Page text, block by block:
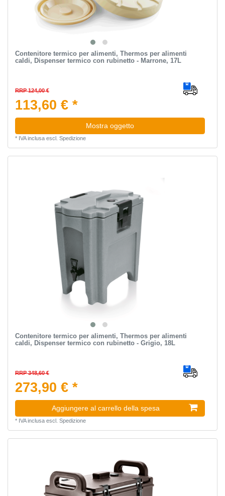
Contenitore termico per alimenti, Thermos per alimenti
caldi, Dispenser termico con rubinetto - Marrone, 17L
RRP 124,00 €
113,60 € *
Mostra oggetto
* IVA inclusaescl. Spedizione
Contenitore termico per alimenti, Thermos per alimenti
caldi, Dispenser termico con rubinetto - Grigio, 18L
RRP 348,60 €
273,90 € *
Aggiungere al carrello della spesa
* IVA inclusaescl. Spedizione